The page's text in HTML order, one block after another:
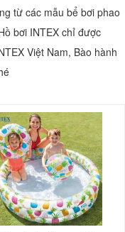
từ các mẫu bể bơi phao
bơi INTEX chỉ được
Việt Nam, Bào hành